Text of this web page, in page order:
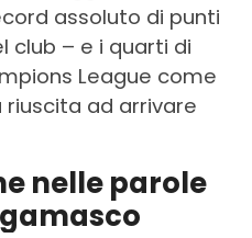
assoluto di punti
club – e i quarti di
League come
ad arrivare
nelle parole